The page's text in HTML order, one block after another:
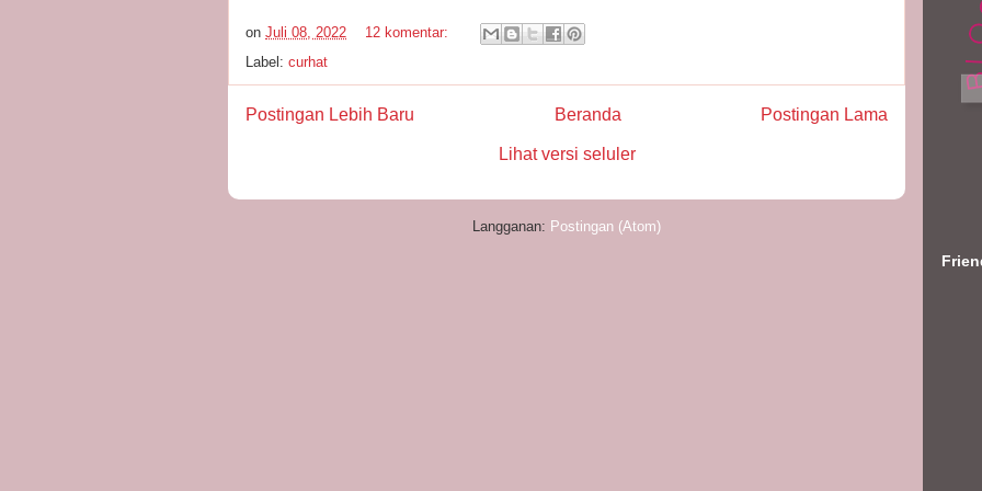
on Juli 08, 2022
12 komentar:
Label: curhat
Postingan Lebih Baru Postingan Lama
Beranda
Lihat versi seluler
Langganan: Postingan (Atom)